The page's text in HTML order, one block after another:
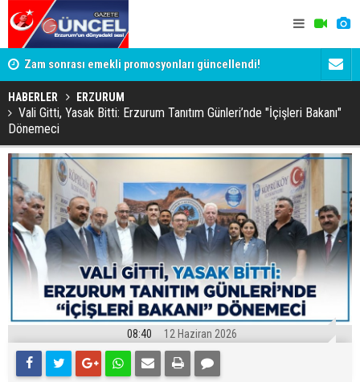
Zam sonrası emekli promosyonları güncellendi!
Ödemeler 32 bin TL'ye kadar çıkıyor
Salah
HABERLER ERZURUM
Vali Gitti, Yasak Bitti: Erzurum Tanıtım Günleri’nde "İçişleri Bakanı"
Dönemeci
08:40 12 Haziran 2026